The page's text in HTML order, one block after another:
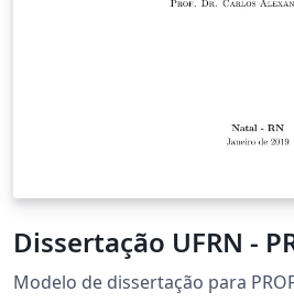
Dissertação UFRN -
Modelo de dissertação para